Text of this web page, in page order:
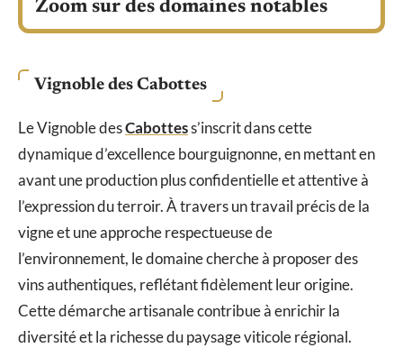
Zoom sur des domaines notables
Vignoble des Cabottes
Le Vignoble desCabottess’inscrit dans cette
dynamique d’excellence bourguignonne, en mettant en
avant une production plus confidentielle et attentive à
l’expression du terroir. À travers un travail précis de la
vigne et une approche respectueuse de
l’environnement, le domaine cherche à proposer des
vins authentiques, reflétant fidèlement leur origine.
Cette démarche artisanale contribue à enrichir la
diversité et la richesse du paysage viticole régional.